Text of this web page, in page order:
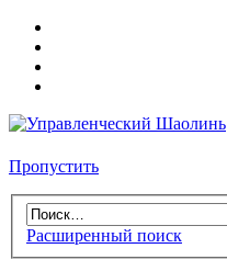
Пропустить
Расширенный поиск